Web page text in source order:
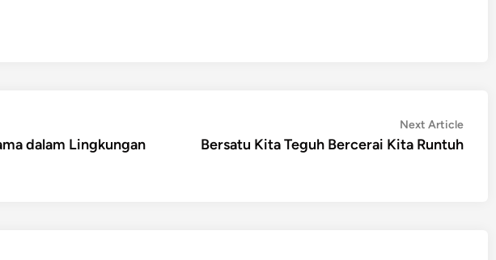
dalam Lingkungan
Next ArticleNext
article:
Bersatu Kita Teguh Bercerai Kita Runtuh